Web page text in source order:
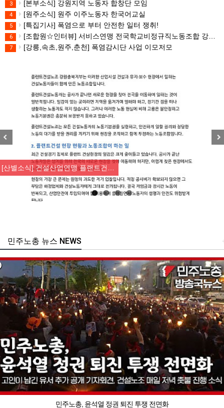
3 [본부소식] 강원지역 노동자 합창단 모임
4 [원주소식] 원주 이주노동자 한국어교실
5 [특집기사] 폭염으로 부터 안전한 일터 쟁취!
6 [조합원☆인터뷰] 서비스연맹 전국학교비정규직노동조합 강원지부 김유미 춘천지회장
7 [강릉,속초,원주,춘천] 폭염감시단 사업 이모저모
[산별소식] 건설산업연맹 플랜트건…
주노총 뉴스 NEWS
민주노총, 윤석열 정권 퇴진 투쟁 전면화